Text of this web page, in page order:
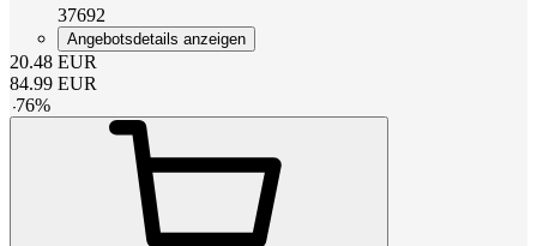
37692
Angebotsdetails anzeigen
20.48 EUR
84.99 EUR
-76%